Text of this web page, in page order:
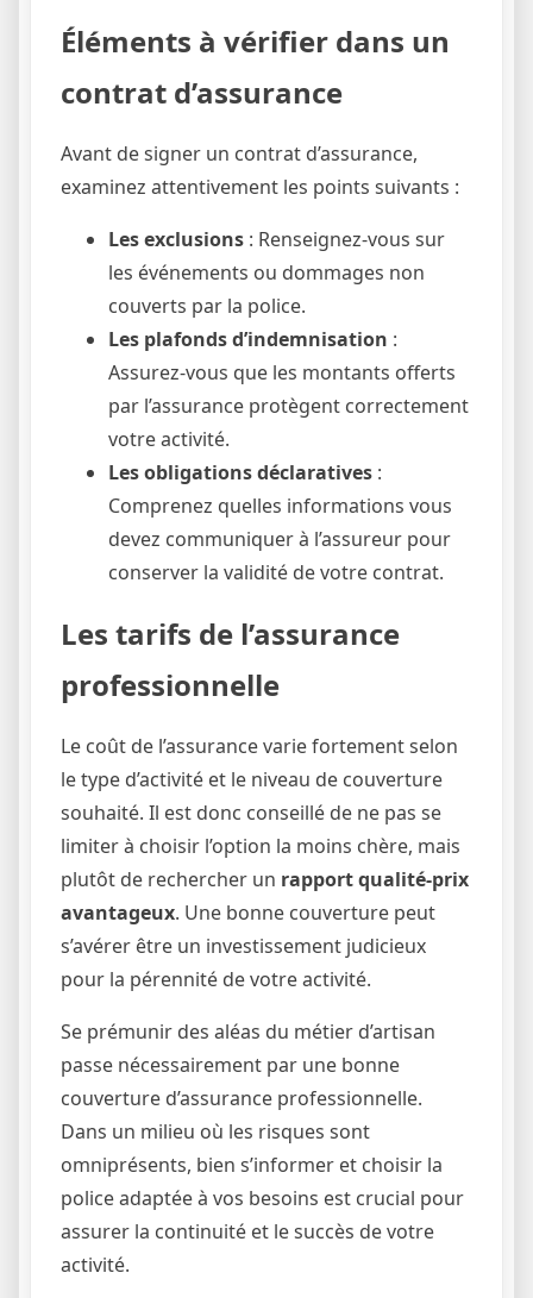
Éléments à vérifier dans un
contrat d’assurance
Avant de signer un contrat d’assurance,
examinez attentivement les points suivants :
Les exclusions : Renseignez-vous sur
les événements ou dommages non
couverts par la police.
Les plafonds d’indemnisation :
Assurez-vous que les montants offerts
par l’assurance protègent correctement
votre activité.
Les obligations déclaratives :
Comprenez quelles informations vous
devez communiquer à l’assureur pour
conserver la validité de votre contrat.
Les tarifs de l’assurance
professionnelle
Le coût de l’assurance varie fortement selon
le type d’activité et le niveau de couverture
souhaité. Il est donc conseillé de ne pas se
limiter à choisir l’option la moins chère, mais
plutôt de rechercher un rapport qualité-prix
avantageux. Une bonne couverture peut
s’avérer être un investissement judicieux
pour la pérennité de votre activité.
Se prémunir des aléas du métier d’artisan
passe nécessairement par une bonne
couverture d’assurance professionnelle.
Dans un milieu où les risques sont
omniprésents, bien s’informer et choisir la
police adaptée à vos besoins est crucial pour
assurer la continuité et le succès de votre
activité.